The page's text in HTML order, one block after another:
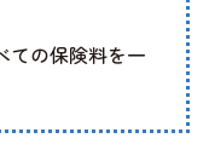
ての保険料を一